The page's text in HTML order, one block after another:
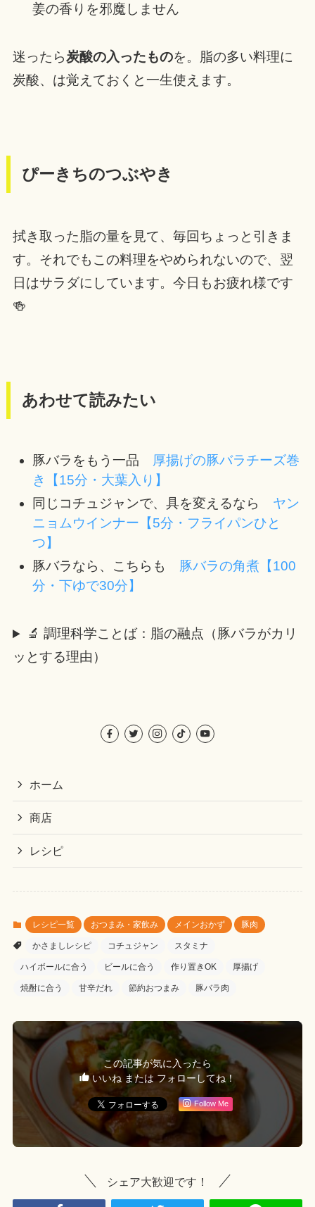
姜の香りを邪魔しません
迷ったら炭酸の入ったものを。脂の多い料理に
炭酸、は覚えておくと一生使えます。
ぴーきちのつぶやき
拭き取った脂の量を見て、毎回ちょっと引きま
す。それでもこの料理をやめられないので、翌
日はサラダにしています。今日もお疲れ様です
🍻
あわせて読みたい
豚バラをもう一品 厚揚げの豚バラチーズ巻
き【15分・大葉入り】
同じコチュジャンで、具を変えるなら ヤン
ニョムウインナー【5分・フライパンひと
つ】
豚バラなら、こちらも 豚バラの角煮【100
分・下ゆで30分】
🔬 調理科学ことば：脂の融点（豚バラがカリ
ッとする理由）
ホーム
商店
レシピ
レシピ一覧 おつまみ・家飲み メインおかず 豚肉
かさましレシピ コチュジャン スタミナ
ハイボールに合う ビールに合う 作り置きOK 厚揚げ
焼酎に合う 甘辛だれ 節約おつまみ 豚バラ肉
この記事が気に入ったら
いいね または フォローしてね！
Follow Me
シェア大歓迎です！